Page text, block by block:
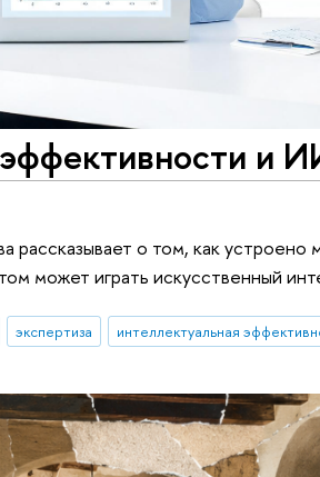
и
о том, как устроено
может играть искусственный
экспертиза интеллектуальная